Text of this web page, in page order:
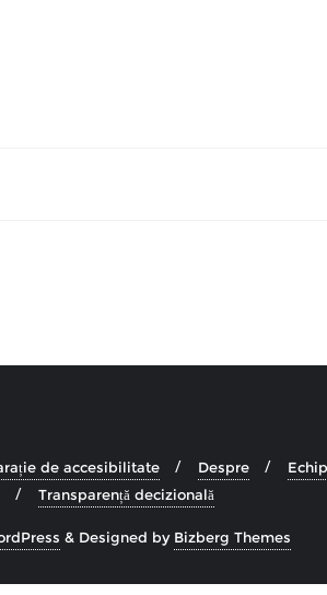
de accesibilitate Despre
Transparență decizională
& Designed by Bizberg Themes